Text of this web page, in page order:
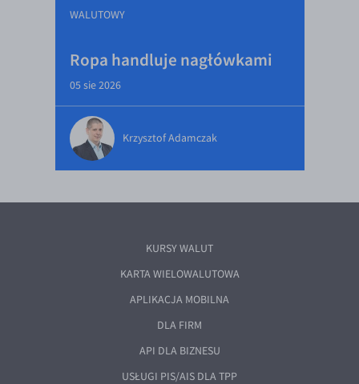
WALUTOWY
Ropa handluje nagłówkami
05 sie 2026
Krzysztof Adamczak
KURSY WALUT
KARTA WIELOWALUTOWA
APLIKACJA MOBILNA
DLA FIRM
API DLA BIZNESU
USŁUGI PIS/AIS DLA TPP